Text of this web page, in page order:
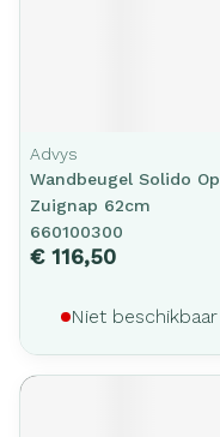
Advys
Wandbeugel Solido Op
Zuignap 62cm
660100300
€ 116,50
Niet beschikbaar